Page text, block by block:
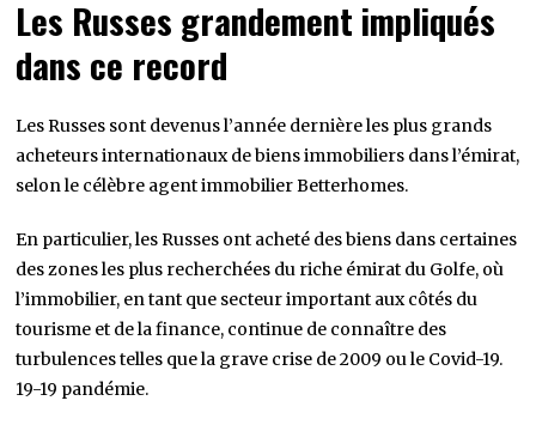
Les Russes grandement impliqués
dans ce record
Les Russes sont devenus l’année dernière les plus grands
acheteurs internationaux de biens immobiliers dans l’émirat,
selon le célèbre agent immobilier Betterhomes.
En particulier, les Russes ont acheté des biens dans certaines
des zones les plus recherchées du riche émirat du Golfe, où
l’immobilier, en tant que secteur important aux côtés du
tourisme et de la finance, continue de connaître des
turbulences telles que la grave crise de 2009 ou le Covid-19.
19-19 pandémie.